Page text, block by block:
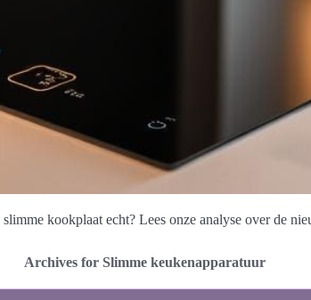
kookplaat echt? Lees onze analyse over de
Archives for Slimme keukenapparatuur